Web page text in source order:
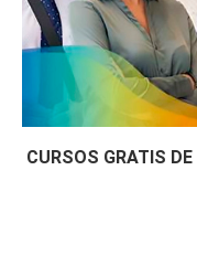
CURSOS GRATIS